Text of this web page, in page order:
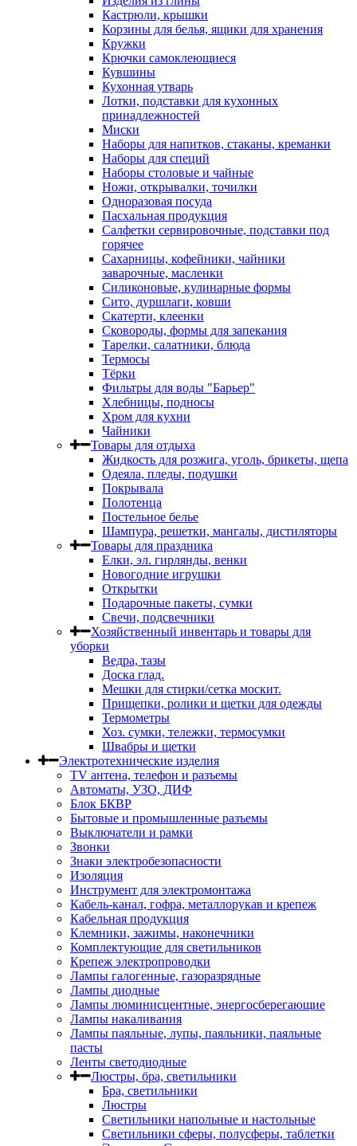
Кастрюли, крышки
Корзины для белья, ящики для хранения
Кружки
Крючки самоклеющиеся
Кувшины
Кухонная утварь
Лотки, подставки для кухонных
принадлежностей
Миски
Наборы для напитков, стаканы, креманки
Наборы для специй
Наборы столовые и чайные
Ножи, открывалки, точилки
Одноразовая посуда
Пасхальная продукция
Салфетки сервировочные, подставки под
горячее
Сахарницы, кофейники, чайники
заварочные, масленки
Силиконовые, кулинарные формы
Сито, дуршлаги, ковши
Скатерти, клеенки
Сковороды, формы для запекания
Тарелки, салатники, блюда
Термосы
Тёрки
Фильтры для воды "Барьер"
Хлебницы, подносы
Хром для кухни
Чайники
Товары для отдыха
Жидкость для розжига, уголь, брикеты, щепа
Одеяла, пледы, подушки
Покрывала
Полотенца
Постельное белье
Шампура, решетки, мангалы, дистиляторы
Товары для праздника
Елки, эл. гирлянды, венки
Новогодние игрушки
Открытки
Подарочные пакеты, сумки
Свечи, подсвечники
Хозяйственный инвентарь и товары для
уборки
Ведра, тазы
Доска глад.
Мешки для стирки/сетка москит.
Прищепки, ролики и щетки для одежды
Термометры
Хоз. сумки, тележки, термосумки
Швабры и щетки
Электротехнические изделия
TV aнтена, телефон и разъемы
Автоматы, УЗО, ДИФ
Блок БКВР
Бытовые и промышленные разъемы
Выключатели и рамки
Звонки
Знаки электробезопасности
Изоляция
Инструмент для электромонтажа
Кабель-канал, гофра, металлорукав и крепеж
Кабельная продукция
Клемники, зажимы, наконечники
Комплектующие для светильников
Крепеж электропроводки
Лампы галогенные, газоразрядные
Лампы диодные
Лампы люминисцентные, энергосберегающие
Лампы накаливания
Лампы паяльные, лупы, паяльники, паяльные
пасты
Ленты светодиодные
Люстры, бра, светильники
Бра, светильники
Люстры
Светильники напольные и настольные
Светильники сферы, полусферы, таблетки